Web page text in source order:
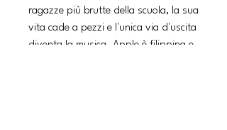
ragazze più brutte della scuola, la sua
vita cade a pezzi e l'unica via d'uscita
diventa la musica. Apple è filippina e